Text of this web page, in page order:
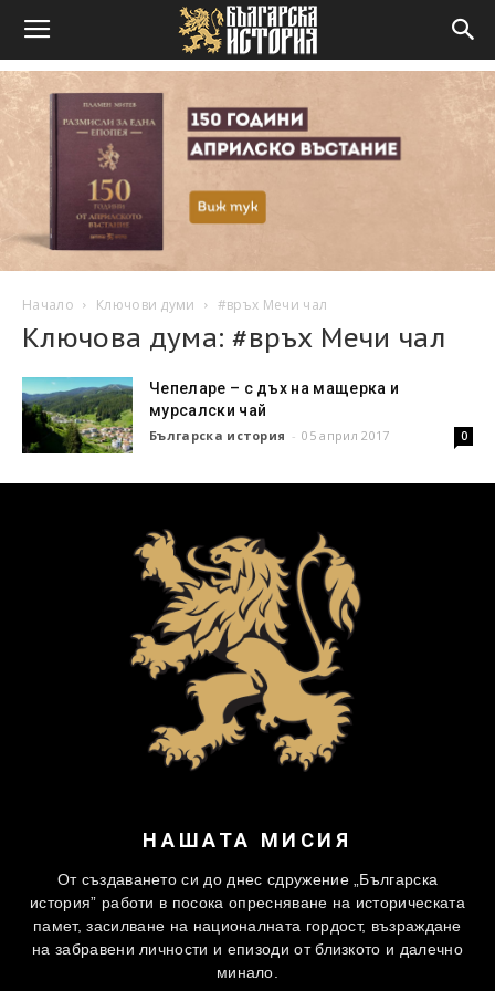
Начало Ключови думи #връх Мечи чал
Ключова дума: #връх Мечи чал
Чепеларе – с дъх на мащерка и
мурсалски чай
Българска история - 05 април 2017 0
НАШАТА МИСИЯ
От създаването си до днес сдружение „Българска
история” работи в посока опресняване на историческата
памет, засилване на националната гордост, възраждане
на забравени личности и епизоди от близкото и далечно
минало.